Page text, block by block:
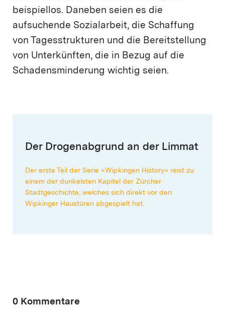
beispiellos. Daneben seien es die
aufsuchende Sozialarbeit, die Schaffung
von Tagesstrukturen und die Bereitstellung
von Unterkünften, die in Bezug auf die
Schadensminderung wichtig seien.
Der Drogenabgrund an der Limmat
Der erste Teil der Serie «Wipkingen History» reist zu
einem der dunkelsten Kapitel der Zürcher
Stadtgeschichte, welches sich direkt vor den
Wipkinger Haustüren abgespielt hat.
0 Kommentare